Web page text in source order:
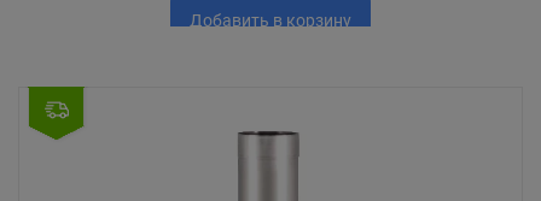
Добавить в корзину